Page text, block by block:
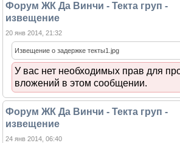
Форум ЖК Да Винчи - Текта груп -
извещение
20 янв 2014, 21:32
Извещение о задержке текты1.jpg
У вас нет необходимых прав для
вложений в этом сообщении.
Форум ЖК Да Винчи - Текта груп -
извещение
24 янв 2014, 06:40